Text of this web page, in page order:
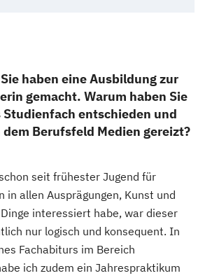
haben eine Ausbildung zur
gemacht. Warum haben Sie
Studienfach entschieden und
dem Berufsfeld Medien gereizt?
seit frühester Jugend für
in allen Ausprägungen, Kunst und
interessiert habe, war dieser
nur logisch und konsequent. In
Fachabiturs im Bereich
ich zudem ein Jahrespraktikum